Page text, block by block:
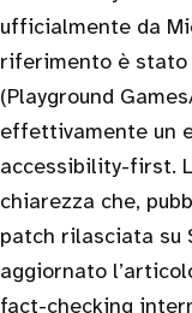
ufficialmente da
riferimento è stato
(Playground
effettivamente un
accessibility-first.
chiarezza che,
patch rilasciata su
aggiornato
fact-checking